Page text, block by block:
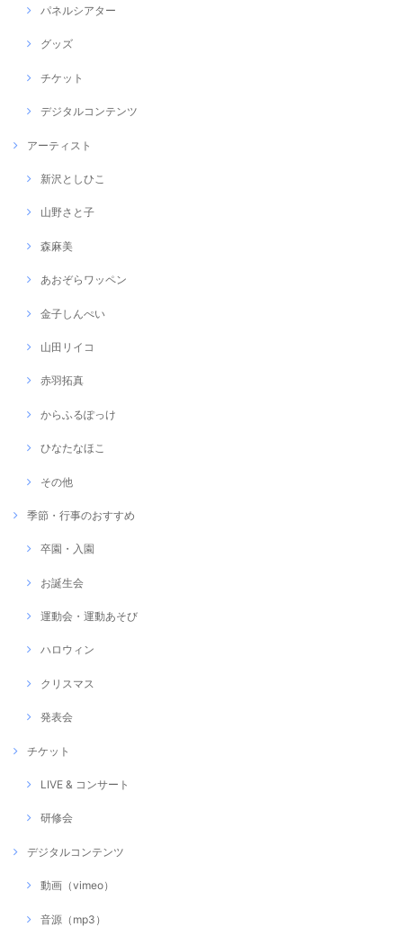
パネルシアター
グッズ
チケット
デジタルコンテンツ
アーティスト
新沢としひこ
山野さと子
森麻美
あおぞらワッペン
金子しんぺい
山田リイコ
赤羽拓真
からふるぽっけ
ひなたなほこ
その他
季節・行事のおすすめ
卒園・入園
お誕生会
運動会・運動あそび
ハロウィン
クリスマス
発表会
チケット
LIVE & コンサート
研修会
デジタルコンテンツ
動画（vimeo）
音源（mp3）